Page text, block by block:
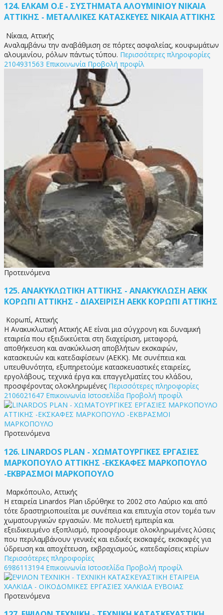
124. ΕΛΚΑΜ Ο.Ε - ΣΥΣΤΗΜΑΤΑ ΑΛΟΥΜΙΝΙΟΥ ΝΙΚΑΙΑ
ΑΤΤΙΚΗΣ - ΜΕΤΑΛΛΙΚΕΣ ΚΑΤΑΣΚΕΥΕΣ ΝΙΚΑΙΑ ΑΤΤΙΚΗΣ
Νίκαια, Αττικής
Αναλαμβάνω την αναβάθμιση σε πόρτες ασφαλείας, κουφωμάτων
αλουμινίου, ρόλων πάντως τύπου. Περισσότερες πληροφορίες
2104931563 Επικοινωνία Προβολή προφίλ
Προτεινόμενα
125.ΑΝΑΚΥΚΛΩΤΙΚΗ ΑΤΤΙΚΗΣ - ΑΝΑΚΥΚΛΩΣΗ ΑΕΚΚ
ΚΟΡΩΠΙ ΑΤΤΙΚΗΣ - ΔΙΑΧΕΙΡΙΣΗ ΑΕΚΚ ΚΟΡΩΠΙ ΑΤΤΙΚΗΣ
Κορωπί, Αττικής
Η Ανακυκλωτική Αττικής ΑΕ είναι μια σύγχρονη και δυναμική
εταιρεία που εξειδικεύεται στη διαχείριση, μεταφορά,
αποθήκευση και ανακύκλωση αποβλήτων εκσκαφών,
κατασκευών και κατεδαφίσεων (ΑΕΚΚ). Με συνέπεια και
υπευθυνότητα, εξυπηρετούμε κατασκευαστικές εταιρείες,
εργολάβους, τεχνικά έργα και επαγγελματίες του κλάδου,
προσφέροντας ολοκληρωμένες Περισσότερες πληροφορίες
2106021647 Επικοινωνία Ιστοσελίδα Προβολή προφίλ
Προτεινόμενα
126. LINARDOS PLAN - ΧΩΜΑΤΟΥΡΓΙΚΕΣ ΕΡΓΑΣΙΕΣ
ΜΑΡΚΟΠΟΥΛΟ ΑΤΤΙΚΗΣ -ΕΚΣΚΑΦΕΣ ΜΑΡΚΟΠΟΥΛΟ
-ΕΚΒΡΑΣΜΟΙ ΜΑΡΚΟΠΟΥΛΟ
Μαρκόπουλο, Αττικής
Η εταιρεία Linardos Plan ιδρύθηκε το 2002 στο Λαύριο και από
τότε δραστηριοποιείται με συνέπεια και επιτυχία στον τομέα των
χωματουργικών εργασιών. Με πολυετή εμπειρία και
εξειδικευμένο εξοπλισμό, προσφέρουμε ολοκληρωμένες λύσεις
που περιλαμβάνουν γενικές και ειδικές εκσκαφές, εκσκαφές για
ύδρευση και αποχέτευση, εκβραχισμούς, κατεδαφίσεις κτιρίων
Περισσότερες πληροφορίες
6986113194 Επικοινωνία Ιστοσελίδα Προβολή προφίλ
Προτεινόμενα